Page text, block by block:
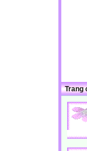
Trang